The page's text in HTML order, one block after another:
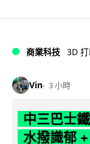
商業科技 3D
Vin 3 小時
中三巴士
水撥識郁